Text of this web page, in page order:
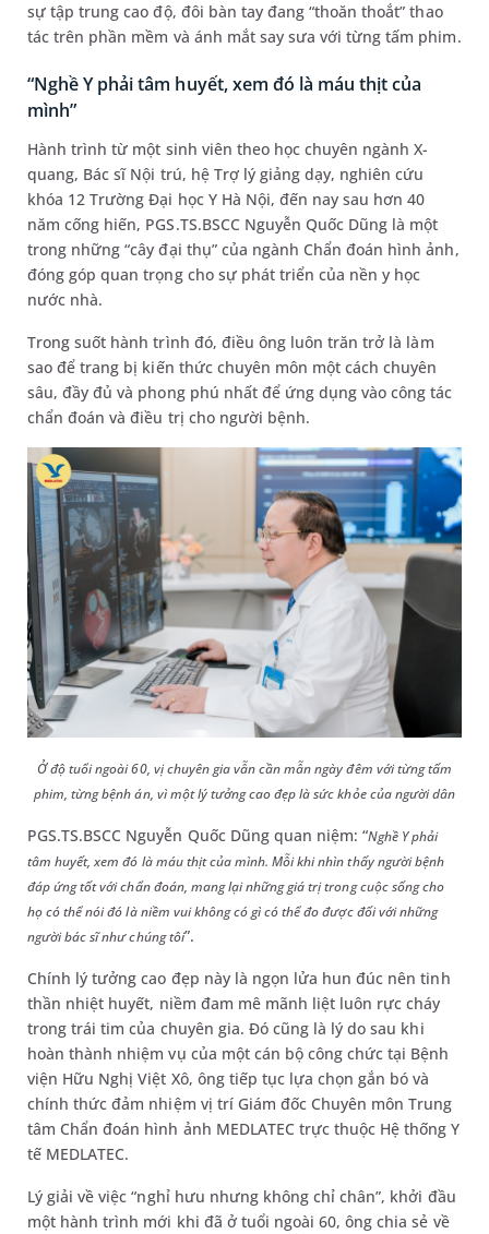
sự tập trung cao độ, đôi bàn tay đang “thoăn thoắt” thao
tác trên phần mềm và ánh mắt say sưa với từng tấm phim.
“Nghề Y phải tâm huyết, xem đó là máu thịt của
mình”
Hành trình từ một sinh viên theo học chuyên ngành X-
quang, Bác sĩ Nội trú, hệ Trợ lý giảng dạy, nghiên cứu
khóa 12 Trường Đại học Y Hà Nội, đến nay sau hơn 40
năm cống hiến, PGS.TS.BSCC Nguyễn Quốc Dũng là một
trong những “cây đại thụ” của ngành Chẩn đoán hình ảnh,
đóng góp quan trọng cho sự phát triển của nền y học
nước nhà.
Trong suốt hành trình đó, điều ông luôn trăn trở là làm
sao để trang bị kiến thức chuyên môn một cách chuyên
sâu, đầy đủ và phong phú nhất để ứng dụng vào công tác
chẩn đoán và điều trị cho người bệnh.
Ở độ tuổi ngoài 60, vị chuyên gia vẫn cần mẫn ngày đêm với từng tấm
phim, từng bệnh án, vì một lý tưởng cao đẹp là sức khỏe của người dân
PGS.TS.BSCC Nguyễn Quốc Dũng quan niệm: “Nghề Y phải
tâm huyết, xem đó là máu thịt của mình. Mỗi khi nhìn thấy người bệnh
đáp ứng tốt với chẩn đoán, mang lại những giá trị trong cuộc sống cho
họ có thể nói đó là niềm vui không có gì có thể đo được đối với những
người bác sĩ như chúng tôi”.
Chính lý tưởng cao đẹp này là ngọn lửa hun đúc nên tinh
thần nhiệt huyết, niềm đam mê mãnh liệt luôn rực cháy
trong trái tim của chuyên gia. Đó cũng là lý do sau khi
hoàn thành nhiệm vụ của một cán bộ công chức tại Bệnh
viện Hữu Nghị Việt Xô, ông tiếp tục lựa chọn gắn bó và
chính thức đảm nhiệm vị trí Giám đốc Chuyên môn Trung
tâm Chẩn đoán hình ảnh MEDLATEC trực thuộc Hệ thống Y
tế MEDLATEC.
Lý giải về việc “nghỉ hưu nhưng không chỉ chân”, khởi đầu
một hành trình mới khi đã ở tuổi ngoài 60, ông chia sẻ về